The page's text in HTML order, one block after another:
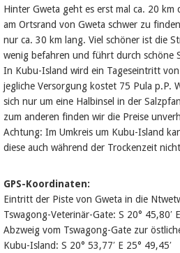
Hinter Gweta geht es erst mal ca. 20
am Ortsrand von Gweta schwer zu
nur ca. 30 km lang. Viel schöner ist die
wenig befahren und führt durch schöne
In Kubu-Island wird ein Tageseintritt
jegliche Versorgung kostet 75 Pula p.P.
sich nur um eine Halbinsel in der
zum anderen finden wir die Preise
Achtung: Im Umkreis um Kubu-Island
diese auch während der Trockenzeit
GPS-Koordinaten:
Eintritt der Piste von Gweta in die
Tswagong-Veterinär-Gate: S 20° 45,80′
Abzweig vom Tswagong-Gate zur
Kubu-Island: S 20° 53,77′ E 25° 49,45′